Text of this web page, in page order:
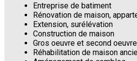
Entreprise de batiment
Rénovation de maison,
Extension, surélévation
Construction de maison
Gros oeuvre et second oeuvre
Réhabilitation de maison